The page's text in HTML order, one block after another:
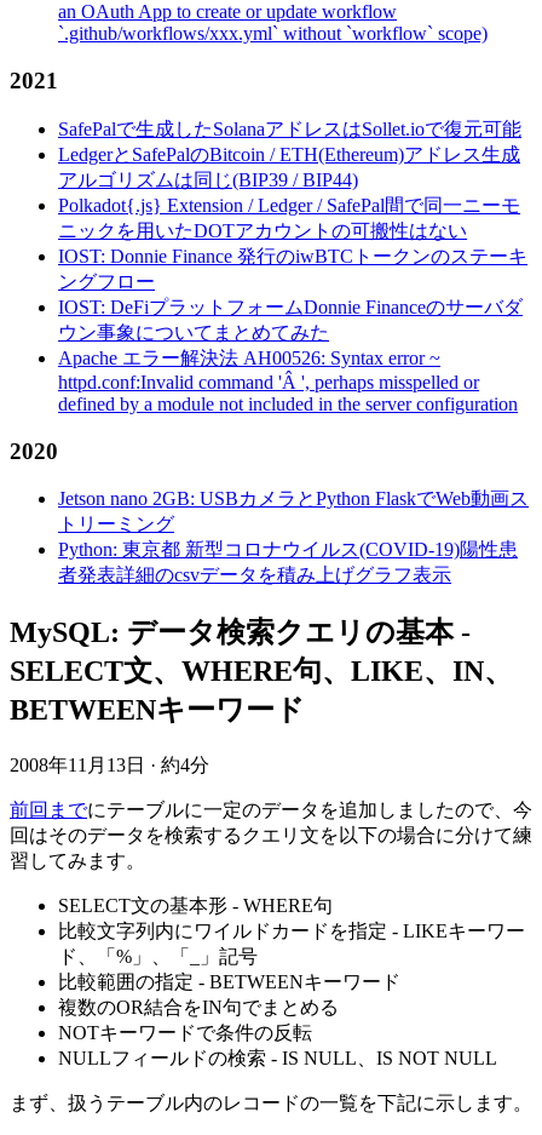
an OAuth App to create or update workflow
`.github/workflows/xxx.yml` without `workflow` scope)
2021
SafePalで生成したSolanaアドレスはSollet.ioで復元可能
LedgerとSafePalのBitcoin / ETH(Ethereum)アドレス生成
アルゴリズムは同じ(BIP39 / BIP44)
Polkadot{.js} Extension / Ledger / SafePal間で同一ニーモ
ニックを用いたDOTアカウントの可搬性はない
IOST: Donnie Finance 発行のiwBTCトークンのステーキ
ングフロー
IOST: DeFiプラットフォームDonnie Financeのサーバダ
ウン事象についてまとめてみた
Apache エラー解決法 AH00526: Syntax error ~
httpd.conf:Invalid command 'Â ', perhaps misspelled or
defined by a module not included in the server configuration
2020
Jetson nano 2GB: USBカメラとPython FlaskでWeb動画ス
トリーミング
Python: 東京都 新型コロナウイルス(COVID-19)陽性患
者発表詳細のcsvデータを積み上げグラフ表示
MySQL: データ検索クエリの基本 -
SELECT文、WHERE句、LIKE、IN、
BETWEENキーワード
2008年11月13日 · 約4分
前回までにテーブルに一定のデータを追加しましたので、今
回はそのデータを検索するクエリ文を以下の場合に分けて練
習してみます。
SELECT文の基本形 - WHERE句
比較文字列内にワイルドカードを指定 - LIKEキーワー
ド、「%」、「_」記号
比較範囲の指定 - BETWEENキーワード
複数のOR結合をIN句でまとめる
NOTキーワードで条件の反転
NULLフィールドの検索 - IS NULL、IS NOT NULL
まず、扱うテーブル内のレコードの一覧を下記に示します。